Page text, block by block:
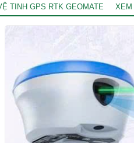
TINH GPS RTK GEOMATE XEM